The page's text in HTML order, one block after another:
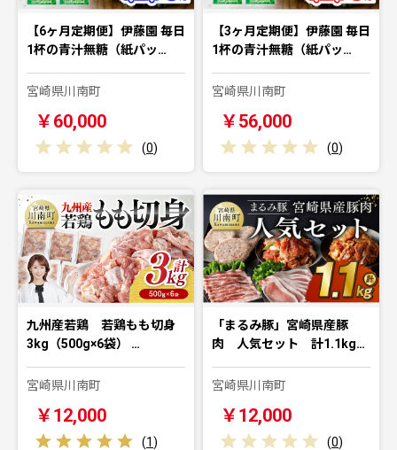
【6ヶ月定期便】伊藤園 毎日
1杯の青汁無糖（紙パッ…
宮崎県川南町
￥60,000
(0)
【3ヶ月定期便】伊藤園 毎日
1杯の青汁無糖（紙パッ…
宮崎県川南町
￥56,000
(0)
九州産若鶏 若鶏もも切身
3kg（500g×6袋） …
宮崎県川南町
￥12,000
(1)
「まるみ豚」宮崎県産豚
肉 人気セット 計1.1kg…
宮崎県川南町
￥12,000
(0)